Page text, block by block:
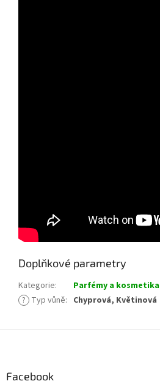
Doplňkové parametry
Kategorie:
Parfémy a kosmetika
? Typ vůně: Chyprová, Květinová
Facebook